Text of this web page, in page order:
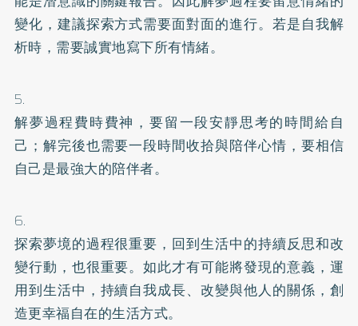
變化，建議探索方式需要面對面的進行。若是自我解
析時，需要誠實地寫下所有情緒。
5.
解夢過程費時費神，要留一段安靜思考的時間給自
己；解完後也需要一段時間收拾與陪伴心情，要相信
自己是最強大的陪伴者。
6.
探索夢境的過程很重要，回到生活中的持續反思和改
變行動，也很重要。如此才有可能將發現的意義，運
用到生活中，持續自我成長、改變與他人的關係，創
造更幸福自在的生活方式。